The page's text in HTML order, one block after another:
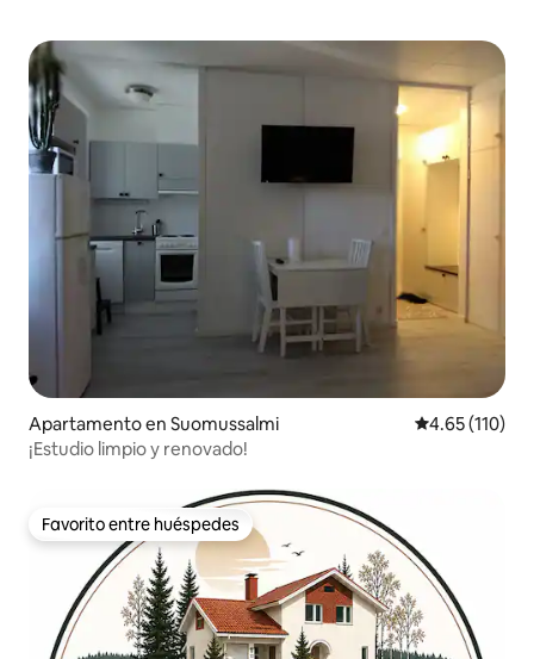
Apartamento en Suomussalmi Calificación
4.65 (110)
¡Estudio limpio y renovado!
Favorito entre huéspedes
Favorito entre huéspedes